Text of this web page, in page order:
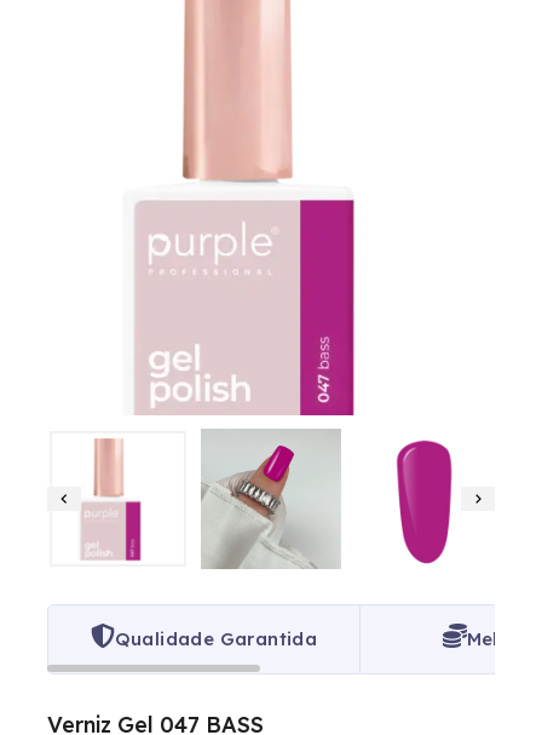
Qualidade Garantida Melhor
Verniz Gel 047 BASS